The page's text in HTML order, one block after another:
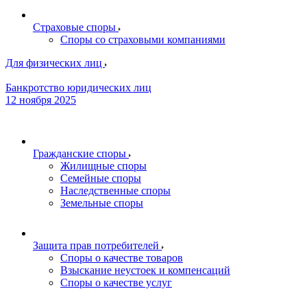
Страховые споры
Споры со страховыми компаниями
Для физических лиц
Банкротство юридических лиц
12 ноября 2025
Гражданские споры
Жилищные споры
Семейные споры
Наследственные споры
Земельные споры
Защита прав потребителей
Споры о качестве товаров
Взыскание неустоек и компенсаций
Споры о качестве услуг